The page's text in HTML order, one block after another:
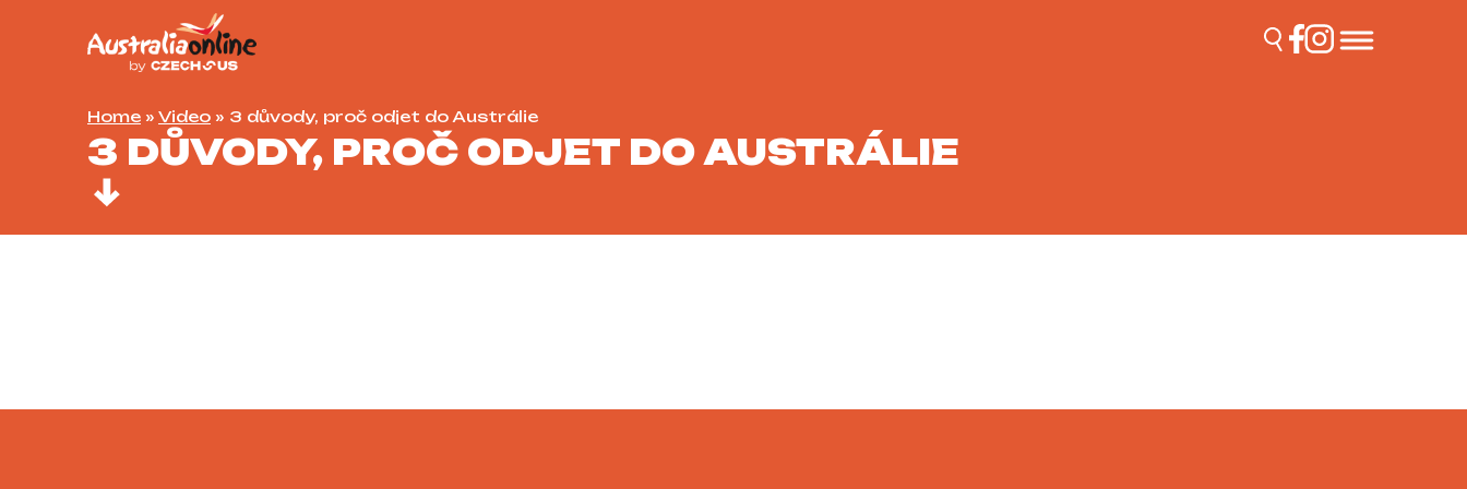
Home » Video » 3 důvody, proč odjet do Austrálie
3 DŮVODY, PROČ ODJET DO AUSTRÁLIE